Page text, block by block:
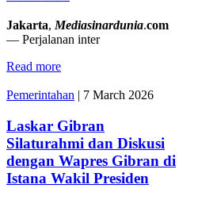
Jakarta, Mediasinardunia.com
— Perjalanan inter
Read more
Pemerintahan | 7 March 2026
Laskar Gibran
Silaturahmi dan Diskusi
dengan Wapres Gibran di
Istana Wakil Presiden